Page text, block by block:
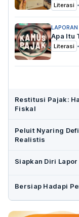
Literasi •
Apa Itu
Literasi •
Restitusi Pajak:
Fiskal
Peluit Nyaring
Realistis
Siapkan Diri
Bersiap Hadapi